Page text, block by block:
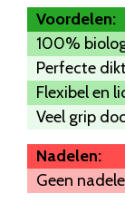
Voordelen:
100%
Perfecte
Flexibel en
Veel grip
Nadelen:
Geen